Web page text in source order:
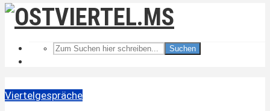
Suchen
Viertelgespräche